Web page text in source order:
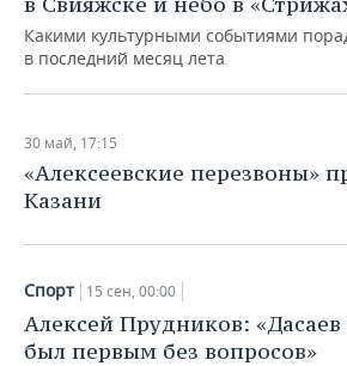
Какими культурными событиями
в последний месяц лета
30 май, 17:15
«Алексеевские перезвоны»
Казани
Спорт 15 сен, 00:00
Алексей Прудников: «Дасаев
был первым без вопросов»